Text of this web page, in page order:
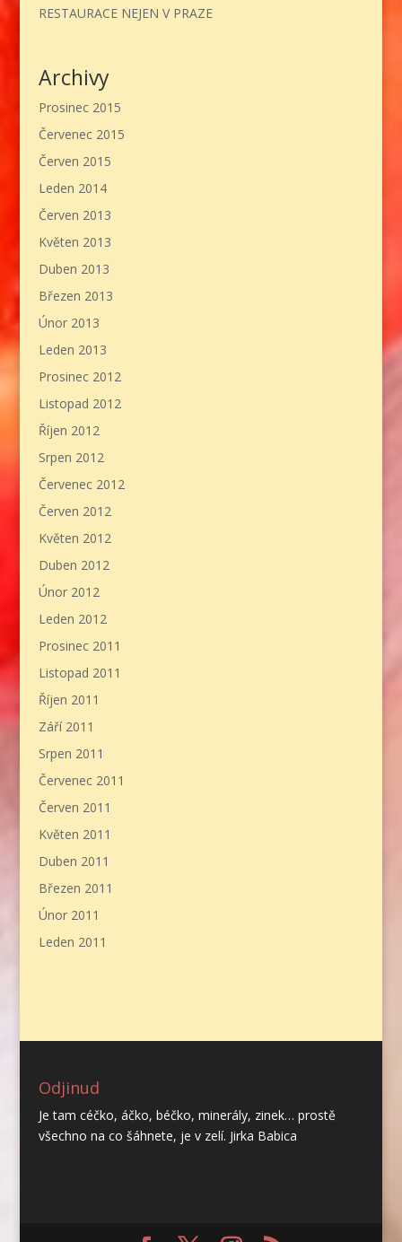
RESTAURACE NEJEN V PRAZE
Archivy
Prosinec 2015
Červenec 2015
Červen 2015
Leden 2014
Červen 2013
Květen 2013
Duben 2013
Březen 2013
Únor 2013
Leden 2013
Prosinec 2012
Listopad 2012
Říjen 2012
Srpen 2012
Červenec 2012
Červen 2012
Květen 2012
Duben 2012
Únor 2012
Leden 2012
Prosinec 2011
Listopad 2011
Říjen 2011
Září 2011
Srpen 2011
Červenec 2011
Červen 2011
Květen 2011
Duben 2011
Březen 2011
Únor 2011
Leden 2011
Odjinud
Je tam céčko, áčko, béčko, minerály, zinek… prostě
všechno na co šáhnete, je v zelí. Jirka Babica